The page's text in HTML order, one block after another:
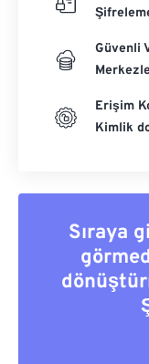
Güvenli
Erişim
Kimlik
Sıraya